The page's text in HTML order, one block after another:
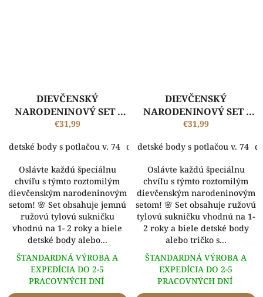
DIEVČENSKÝ
NARODENINOVÝ SET -
body s potlačou a
€31,99
detské body s potlačou v. 74 detské body s potlačou v. 80
Oslávte každú špeciálnu
chvíľu s týmto roztomilým
dievčenským narodeninovým
setom! 🌸 Set obsahuje jemnú
ružovú tylovú sukničku
vhodnú na 1- 2 roky a biele
detské body alebo...
ŠTANDARDNÁ VÝROBA A
EXPEDÍCIA DO 2-5
PRACOVNÝCH DNÍ
DIEVČENSKÝ
NARODENINOVÝ SET -
body s potlačou a
€31,99
detské body s potlačou v. 74
Oslávte každú špeciálnu
chvíľu s týmto roztomilým
dievčenským narodeninovým
setom! 🌸 Set obsahuje ružovú
tylovú sukničku vhodnú na 1-
2 roky a biele detské body
alebo tričko s...
ŠTANDARDNÁ VÝROBA A
EXPEDÍCIA DO 2-5
PRACOVNÝCH DNÍ